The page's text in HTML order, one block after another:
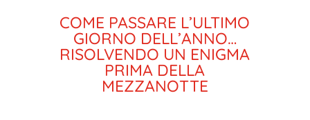
COME PASSARE L’ULTIMO
GIORNO DELL’ANNO…
RISOLVENDO UN ENIGMA
PRIMA DELLA
MEZZANOTTE